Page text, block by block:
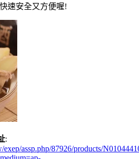
速安全又方便喔!
:
assp.php/87926/products/